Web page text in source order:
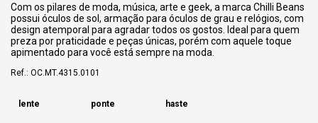
Com os pilares de moda, música, arte e geek, a marca Chilli Beans
possui óculos de sol, armação para óculos de grau e relógios, com
design atemporal para agradar todos os gostos. Ideal para quem
preza por praticidade e peças únicas, porém com aquele toque
apimentado para você está sempre na moda.
Ref.: OC.MT.4315.0101
lente ponte haste